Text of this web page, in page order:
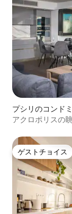
プシリのコンド
アクロポリスの
ゲストチョイス
ゲストチョイス